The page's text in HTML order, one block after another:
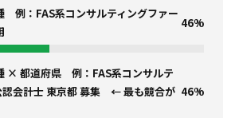
例：FAS系コンサルティングファー
46%
× 都道府県 例：FAS系コンサルテ
認会計士 東京都 募集 ← 最も競合が 46%